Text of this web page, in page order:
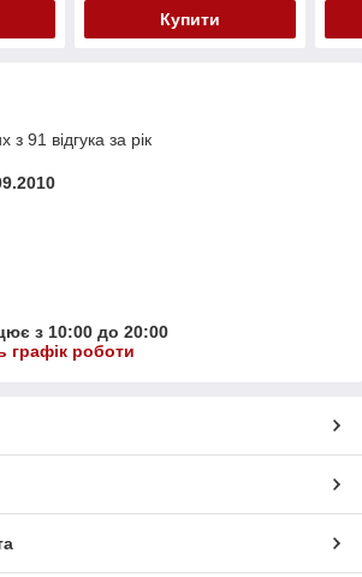
Купити
з 91 відгука за рік
з 10:00 до 20:00
графік роботи